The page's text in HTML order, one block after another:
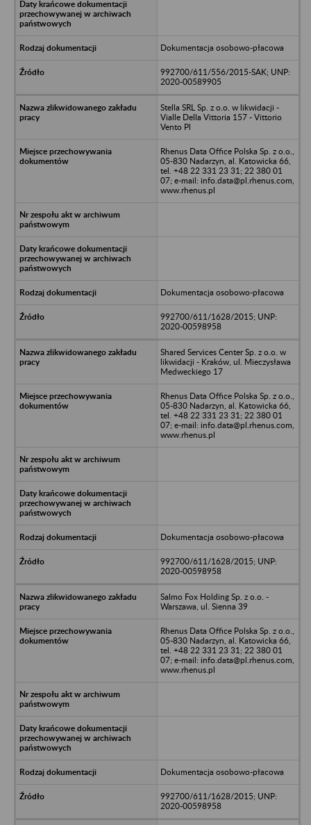
Dokumentacja osobowo-płacowa
992700/611/556/2015-SAK; UNP:
2020-00589905
Stella SRL Sp. z o.o. w likwidacji -
Vialle Della Vittoria 157 - Vittorio
Vento Pl
Rhenus Data Office Polska Sp. z o.o.,
05-830 Nadarzyn, al. Katowicka 66,
tel. +48 22 331 23 31; 22 380 01
07; e-mail: info.data@pl.rhenus.com,
www.rhenus.pl
Dokumentacja osobowo-płacowa
992700/611/1628/2015; UNP:
2020-00598958
Shared Services Center Sp. z o.o. w
likwidacji - Kraków, ul. Mieczysława
Medweckiego 17
Rhenus Data Office Polska Sp. z o.o.,
05-830 Nadarzyn, al. Katowicka 66,
tel. +48 22 331 23 31; 22 380 01
07; e-mail: info.data@pl.rhenus.com,
www.rhenus.pl
Dokumentacja osobowo-płacowa
992700/611/1628/2015; UNP:
2020-00598958
Salmo Fox Holding Sp. z o.o. -
Warszawa, ul. Sienna 39
Rhenus Data Office Polska Sp. z o.o.,
05-830 Nadarzyn, al. Katowicka 66,
tel. +48 22 331 23 31; 22 380 01
07; e-mail: info.data@pl.rhenus.com,
www.rhenus.pl
Dokumentacja osobowo-płacowa
992700/611/1628/2015; UNP:
2020-00598958